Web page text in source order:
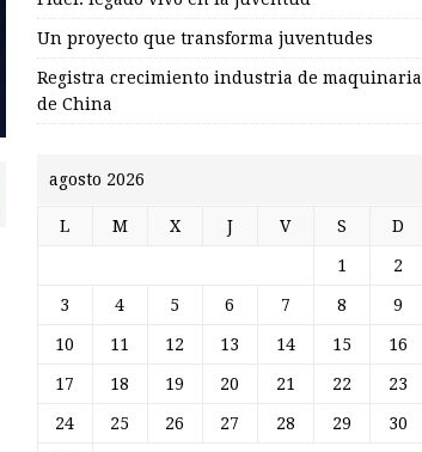
Un proyecto que transforma juventudes
Registra crecimiento industria de maquinaria
de China
agosto 2026
L M X J V S D
1 2
3 4 5 6 7 8 9
10 11 12 13 14 15 16
17 18 19 20 21 22 23
24 25 26 27 28 29 30